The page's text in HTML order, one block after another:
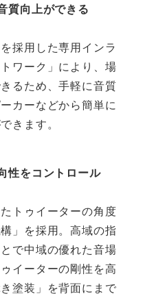
質向上ができる
採用した専用インラ
ワーク」により、場
るため、手軽に音質
カーなどから簡単に
きます。
性をコントロール
トゥイーターの角度
」を採用。高域の指
で中域の優れた音場
イーターの剛性を高
塗装」を背面にまで